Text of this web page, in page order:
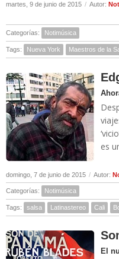
martes, 9 de junio de 2015 / Autor:
Categorías: Notimúsica
Tags: Nueva York Maestros de la
es
domingo, 7 de junio de 2015 / Autor:
Categorías: Notimúsica
Tags: salsa Latinastereo Cali
El